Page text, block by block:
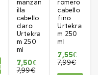
manzan
illa
cabello
claro
Urtekra
m 250
ml
7,99€
7,50€
romero
cabello
fino
Urtekra
m 250
ml
7,99€
7,55€